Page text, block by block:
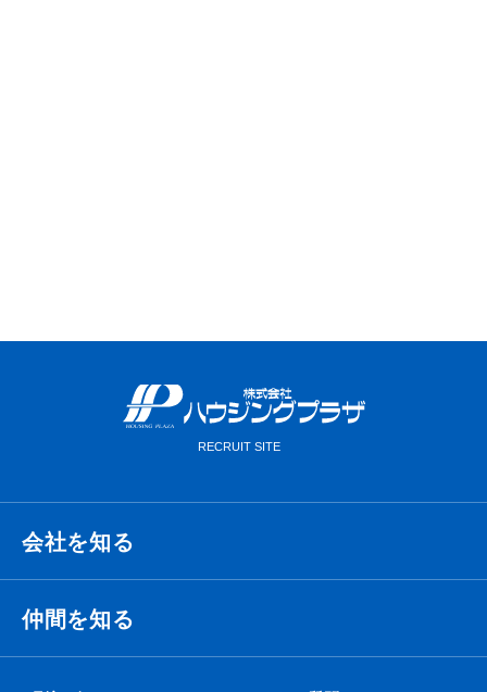
会社を知る
経営理念・ビジョン・ミッション
仲間を知る
衛藤 侑也